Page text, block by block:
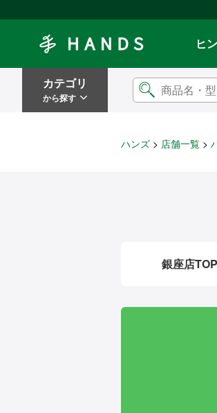
ヒ
カテゴリ
から探す
ハンズ 店舗一覧
銀座店TOP